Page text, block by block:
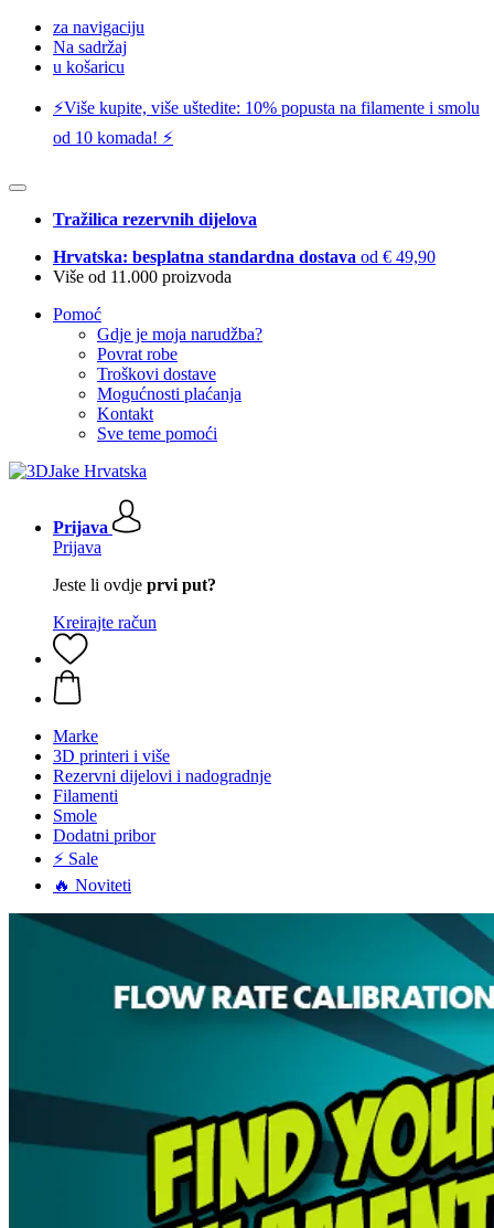
za navigaciju
Na sadržaj
u košaricu
⚡️Više kupite, više uštedite: 10% popusta na filamente i smolu
od 10 komada! ⚡️
Tražilica rezervnih dijelova
Hrvatska: besplatna standardna dostava od € 49,90
Više od 11.000 proizvoda
Pomoć
Gdje je moja narudžba?
Povrat robe
Troškovi dostave
Mogućnosti plaćanja
Kontakt
Sve teme pomoći
Prijava
Prijava
Jeste li ovdje prvi put?
Kreirajte račun
Marke
3D printeri i više
Rezervni dijelovi i nadogradnje
Filamenti
Smole
Dodatni pribor
⚡ Sale
🔥 Noviteti